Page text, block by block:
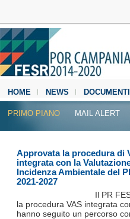
HOME NEWS DOCUMENTI
MEDIA CENTER
PRIMO PIANO MAIL ALERT
Approvata la procedura di
integrata con la
Incidenza Ambientale del
2021-2027
Il PR
la procedura VAS integrata
hanno seguito un percorso